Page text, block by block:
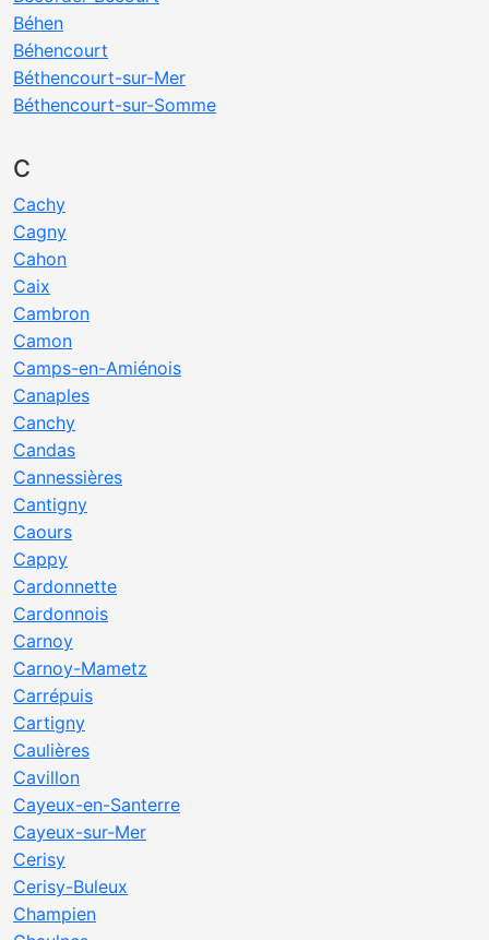
Béhen
Béhencourt
Béthencourt-sur-Mer
Béthencourt-sur-Somme
C
Cachy
Cagny
Cahon
Caix
Cambron
Camon
Camps-en-Amiénois
Canaples
Canchy
Candas
Cannessières
Cantigny
Caours
Cappy
Cardonnette
Cardonnois
Carnoy
Carnoy-Mametz
Carrépuis
Cartigny
Caulières
Cavillon
Cayeux-en-Santerre
Cayeux-sur-Mer
Cerisy
Cerisy-Buleux
Champien